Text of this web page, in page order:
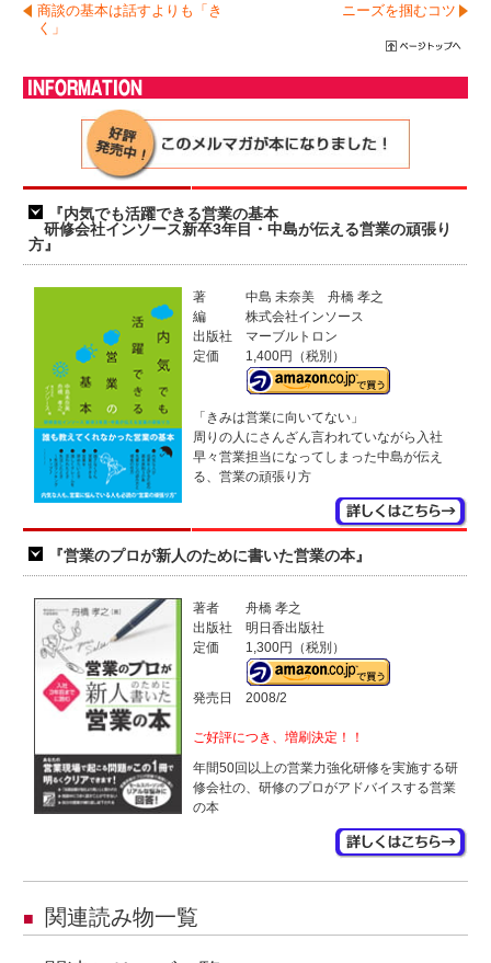
商談の基本は話すよりも「き
く」
ニーズを掴むコツ
『内気でも活躍できる営業の基本
研修会社インソース新卒3年目・中島が伝える営業の頑張り
方』
著
中島 未奈美 舟橋 孝之
編
株式会社インソース
出版社
マーブルトロン
定価
1,400円（税別）
「きみは営業に向いてない」
周りの人にさんざん言われていながら入社
早々営業担当になってしまった中島が伝え
る、営業の頑張り方
『営業のプロが新人のために書いた営業の本』
著者
舟橋 孝之
出版社
明日香出版社
定価
1,300円（税別）
発売日 2008/2
ご好評につき、増刷決定！！
年間50回以上の営業力強化研修を実施する研
修会社の、研修のプロがアドバイスする営業
の本
■ 関連読み物一覧